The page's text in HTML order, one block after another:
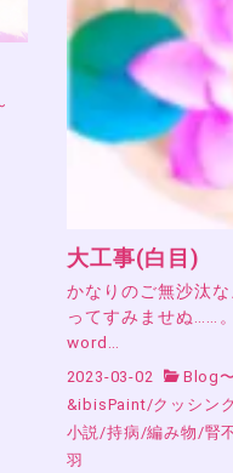
大工事(白目)
かなりのご無沙汰
ってすみませぬ……
word…
2023-03-02 Blog
&ibisPaint/クッシン
小説/持病/編み物/腎
羽